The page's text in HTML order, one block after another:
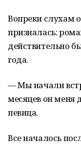
Вопреки слухам
призналась:
действительно
года.
— Мы начали
месяцев он меня
певица.
Все началось